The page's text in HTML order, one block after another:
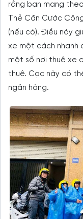
rằng bạn mang theo
Thẻ Căn Cước
(nếu có). Điều này
xe một cách nhanh
một số nơi thuê xe
thuê. Cọc này có
ngân hàng.